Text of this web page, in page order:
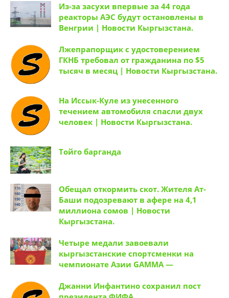
Из-за засухи впервые за 44 года
реакторы АЭС будут остановлены в
Венгрии | Новости Кыргызстана.
Лжепрапорщик с удостоверением
ГКНБ требовал от гражданина по $5
тысяч в месяц | Новости Кыргызстана.
На Иссык-Куле из унесенного
течением автомобиля спасли двух
человек | Новости Кыргызстана.
Тойго барганда
Обещал откормить скот. Жителя Ат-
Баши подозревают в афере на 4,1
миллиона сомов | Новости
Кыргызстана.
Четыре медали завоевали
кыргызстанские спортсменки на
чемпионате Азии GAMMA —
Джанни Инфантино сохранил пост